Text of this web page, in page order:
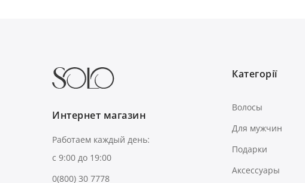
Интернет магазин
Работаем каждый день:
с 9:00 до 19:00
0(800) 30 7778
Категорії
Волосы
Для мужчин
Подарки
Аксессуары